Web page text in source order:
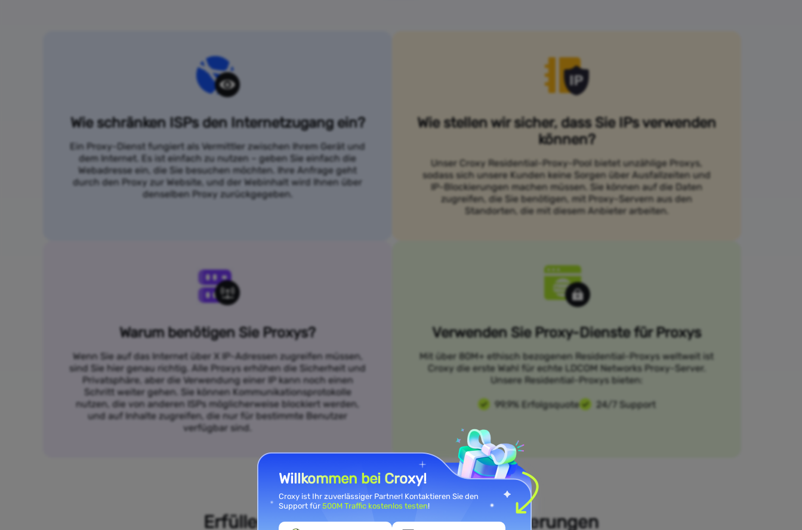
Wie schränken ISPs den Internetzugang ein?
Ein Proxy-Dienst fungiert als Vermittler zwischen Ihrem Gerät und
dem Internet. Es ist einfach zu nutzen – geben Sie einfach die
Webadresse ein, die Sie besuchen möchten. Ihre Anfrage geht
durch den Proxy zur Website, und der Webinhalt wird Ihnen über
denselben Proxy zurückgegeben.
Wie stellen wir sicher, dass Sie IPs verwenden
können?
Unser Croxy Residential-Proxy-Pool bietet unzählige Proxys,
sodass sich unsere Kunden keine Sorgen über Ausfallzeiten und
IP-Blockierungen machen müssen. Sie können auf die Daten
zugreifen, die Sie benötigen, mit Proxy-Servern aus den
Standorten, die mit diesem Anbieter arbeiten.
Warum benötigen Sie Proxys?
Wenn Sie auf das Internet über X IP-Adressen zugreifen müssen,
sind Sie hier genau richtig. Alle Proxys erhöhen die Sicherheit und
Privatsphäre, aber die Verwendung einer IP kann noch einen
Schritt weiter gehen. Sie können Kommunikationsprotokolle
nutzen, die von anderen ISPs möglicherweise blockiert werden,
und auf Inhalte zugreifen, die nur für bestimmte Benutzer
verfügbar sind.
Verwenden Sie Proxy-Dienste für Proxys
Mit über 80M+ ethisch bezogenen Residential-Proxys weltweit ist
Croxy die erste Wahl für echte LDCOM Networks Proxy-Server.
Unsere Residential-Proxys bieten:
99,9% Erfolgsquote 24/7 Support
Erfüllen Sie Ihre Anwendungsfallanforderungen
Willkommen bei Croxy!
Croxy ist Ihr zuverlässiger Partner! Kontaktieren Sie den
Support für 500M Traffic kostenlos testen!